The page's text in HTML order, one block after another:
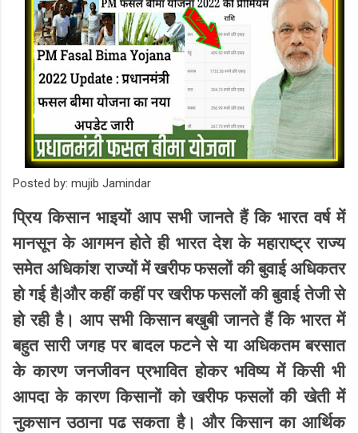
Posted by: mujib Jamindar
प्रिय किसान भाइयों आप सभी जानते हैं कि भारत वर्ष में
मानसून के आगमन होते ही भारत देश के महाराष्ट्र राज्य
समेत अधिकांश राज्यों में खरीफ फसलों की बुवाई अधिकतर
हो गई है|और कहीं कहीं पर खरीफ फसलों की बुवाई तेजी से
हो रही है। आप सभी किसान बखुबी जानते हैं कि भारत में
बहुत सारी जगह पर बादल फटने से या अधिकतम बरसात
के कारण जनजीवन प्रभावित होकर भविष्य में किसी भी
आपदा के कारण किसानों को खरीफ फसलों की खेती में
नुकसानउठाना पढ सकताहै। और किसान का आर्थिक